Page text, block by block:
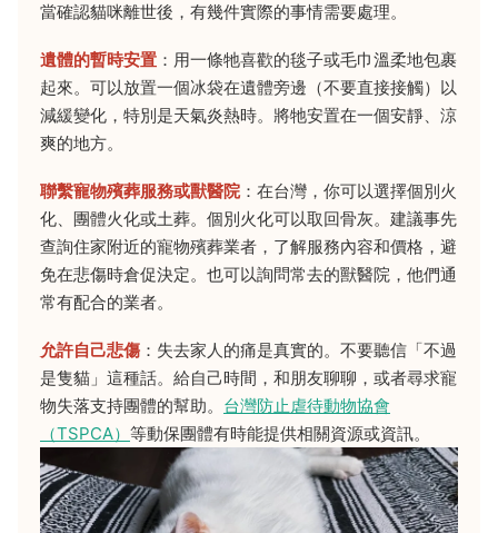
當確認貓咪離世後，有幾件實際的事情需要處理。
遺體的暫時安置 ：用一條牠喜歡的毯子或毛巾溫柔地包裹
起來。可以放置一個冰袋在遺體旁邊（不要直接接觸）以
減緩變化，特別是天氣炎熱時。將牠安置在一個安靜、涼
爽的地方。
聯繫寵物殯葬服務或獸醫院：在台灣，你可以選擇個別火
化、團體火化或土葬。個別火化可以取回骨灰。建議事先
查詢住家附近的寵物殯葬業者，了解服務內容和價格，避
免在悲傷時倉促決定。也可以詢問常去的獸醫院，他們通
常有配合的業者。
允許自己悲傷 ：失去家人的痛是真實的。不要聽信「不過
是隻貓」這種話。給自己時間，和朋友聊聊，或者尋求寵
物失落支持團體的幫助。 台灣防止虐待動物協會
（TSPCA） 等動保團體有時能提供相關資源或資訊。